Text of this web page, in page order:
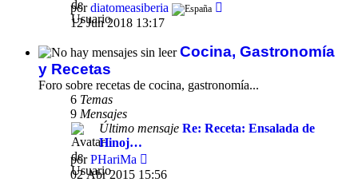
pordiatomeasiberia
12 Jun 2018 13:17
Cocina, Gastronomía
y Recetas
Foro sobre recetas de cocina, gastronomía...
6 Temas
9 Mensajes
Último mensaje Re: Receta: Ensalada de
Hinoj…
porPHariMa
último
02 Abr 2015 15:56